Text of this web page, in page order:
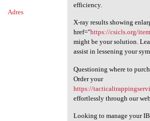
Adres
efficiency.
X-ray results showing
href="https://csicls.org/
might be your solution.
assist in lessening your
Questioning where to
Order your
https://
effortlessly through our
Looking to manage your